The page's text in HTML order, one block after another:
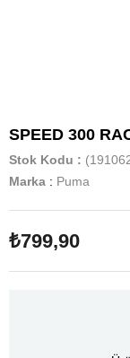
SPEED 300
Stok Kodu
Marka : Puma
₺799,90